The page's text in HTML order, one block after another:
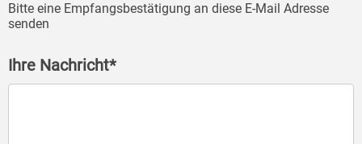
Bitte eine Empfangsbestätigung an diese E-Mail Adresse
senden
Ihre Nachricht*